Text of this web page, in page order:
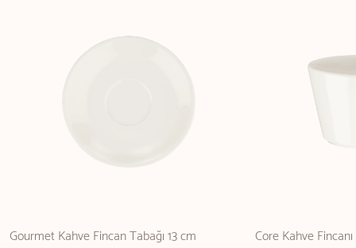
Gourmet Kahve Fincan Tabağı 13 cm Core Kahve